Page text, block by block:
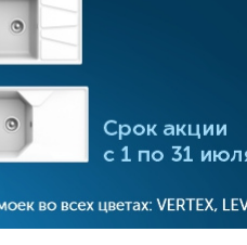
BRASS
под заказ